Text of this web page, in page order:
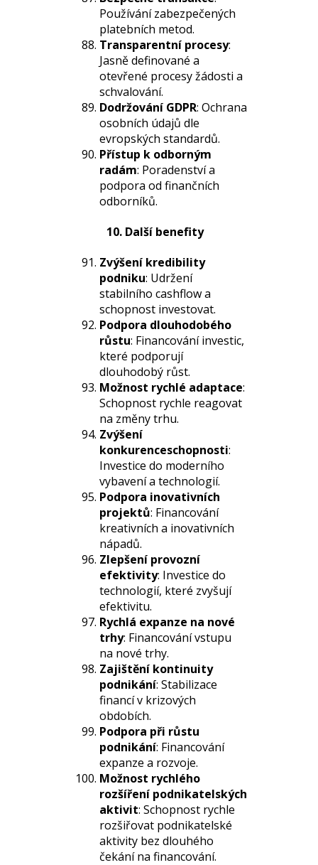
Používání zabezpečených
platebních metod.
Transparentní procesy:
Jasně definované a
otevřené procesy žádosti a
schvalování.
Dodržování GDPR: Ochrana
osobních údajů dle
evropských standardů.
Přístup k odborným
radám: Poradenství a
podpora od finančních
odborníků.
10. Další benefity
Zvýšení kredibility
podniku: Udržení
stabilního cashflow a
schopnost investovat.
Podpora dlouhodobého
růstu: Financování investic,
které podporují
dlouhodobý růst.
Možnost rychlé adaptace:
Schopnost rychle reagovat
na změny trhu.
Zvýšení
konkurenceschopnosti:
Investice do moderního
vybavení a technologií.
Podpora inovativních
projektů: Financování
kreativních a inovativních
nápadů.
Zlepšení provozní
efektivity: Investice do
technologií, které zvyšují
efektivitu.
Rychlá expanze na nové
trhy: Financování vstupu
na nové trhy.
Zajištění kontinuity
podnikání: Stabilizace
financí v krizových
obdobích.
Podpora při růstu
podnikání: Financování
expanze a rozvoje.
Možnost rychlého
rozšíření podnikatelských
aktivit: Schopnost rychle
rozšiřovat podnikatelské
aktivity bez dlouhého
čekání na financování.